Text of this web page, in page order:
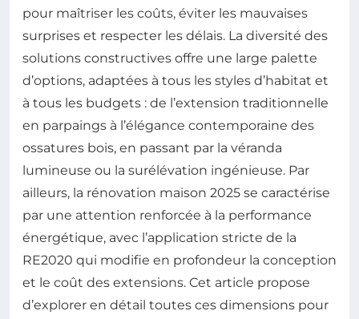
pour maîtriser les coûts, éviter les mauvaises
surprises et respecter les délais. La diversité des
solutions constructives offre une large palette
d’options, adaptées à tous les styles d’habitat et
à tous les budgets : de l’extension traditionnelle
en parpaings à l’élégance contemporaine des
ossatures bois, en passant par la véranda
lumineuse ou la surélévation ingénieuse. Par
ailleurs, la rénovation maison 2025 se caractérise
par une attention renforcée à la performance
énergétique, avec l’application stricte de la
RE2020 qui modifie en profondeur la conception
et le coût des extensions. Cet article propose
d’explorer en détail toutes ces dimensions pour